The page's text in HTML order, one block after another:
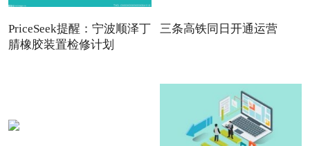
PriceSeek提醒：宁波顺泽丁
腈橡胶装置检修计划
三条高铁同日开通运营